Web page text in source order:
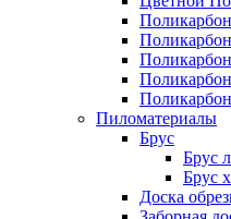
Пиломатериалы
Брус
Брус
Брус
Доска